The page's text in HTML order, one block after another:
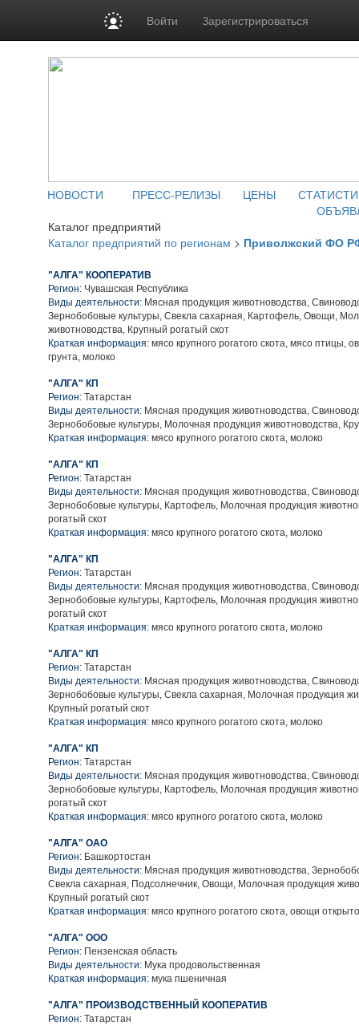
Войти Зарегистрироваться
НОВОСТИ ПРЕСС-РЕЛИЗЫ ЦЕНЫ
Каталог предприятий
Каталог предприятий по регионам > Приволжский ФО
"АЛГА" КООПЕРАТИВ
Регион: Чувашская Республика
Виды деятельности: Мясная продукция животноводства,
Зернобобовые культуры, Свекла сахарная, Картофель, Овощи,
животноводства, Крупный рогатый скот
Краткая информация: мясо крупного рогатого скота, мясо птицы,
грунта, молоко
"АЛГА" КП
Регион: Татарстан
Виды деятельности: Мясная продукция животноводства,
Зернобобовые культуры, Молочная продукция животноводства,
Краткая информация: мясо крупного рогатого скота, молоко
"АЛГА" КП
Регион: Татарстан
Виды деятельности: Мясная продукция животноводства,
Зернобобовые культуры, Картофель, Молочная продукция
рогатый скот
Краткая информация: мясо крупного рогатого скота, молоко
"АЛГА" КП
Регион: Татарстан
Виды деятельности: Мясная продукция животноводства,
Зернобобовые культуры, Картофель, Молочная продукция
рогатый скот
Краткая информация: мясо крупного рогатого скота, молоко
"АЛГА" КП
Регион: Татарстан
Виды деятельности: Мясная продукция животноводства,
Зернобобовые культуры, Свекла сахарная, Молочная продукция
Крупный рогатый скот
Краткая информация: мясо крупного рогатого скота, молоко
"АЛГА" КП
Регион: Татарстан
Виды деятельности: Мясная продукция животноводства,
Зернобобовые культуры, Картофель, Молочная продукция
рогатый скот
Краткая информация: мясо крупного рогатого скота, молоко
"АЛГА" ОАО
Регион: Башкортостан
Виды деятельности: Мясная продукция животноводства,
Свекла сахарная, Подсолнечник, Овощи, Молочная продукция
Крупный рогатый скот
Краткая информация: мясо крупного рогатого скота, овощи
"АЛГА" ООО
Регион: Пензенская область
Виды деятельности: Мука продовольственная
Краткая информация: мука пшеничная
"АЛГА" ПРОИЗВОДСТВЕННЫЙ КООПЕРАТИВ
Регион: Татарстан